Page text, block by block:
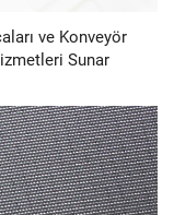
ve Konveyör
Sunar